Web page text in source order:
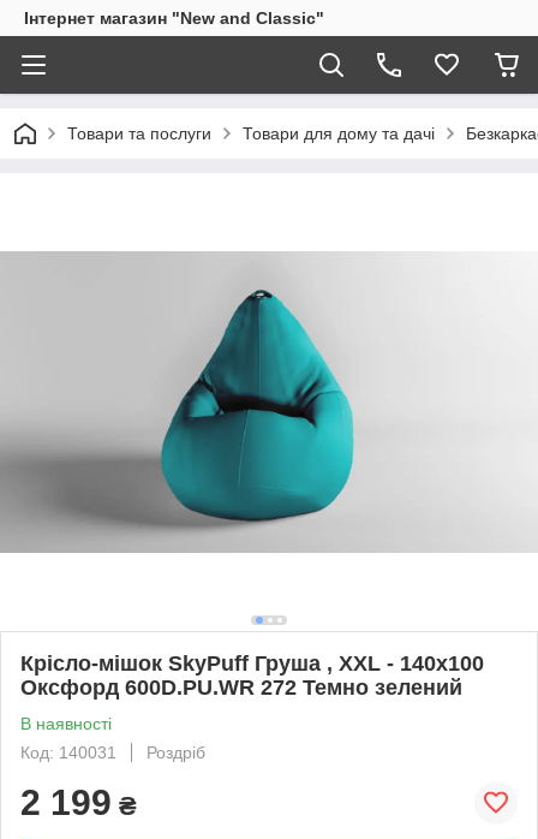
Інтернет магазин "New and Classic"
Товари та послуги Товари для дому та дачі
Крісло-мішок SkyPuff Груша , XXL - 140х100
Оксфорд 600D.PU.WR 272 Темно зелений
В наявності
Код: 140031
Роздріб
2 199 ₴